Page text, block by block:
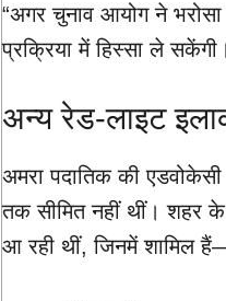
“अगर चुनाव आयोग ने भरोसा
प्रक्रिया में हिस्सा ले
अन्य रेड-लाइट
अमरा पदातिक की
तक सीमित नहीं थीं। शहर के
आ रही थीं, जिनमें शामिल